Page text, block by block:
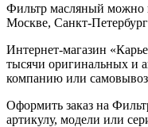
Фильтр масляный можно
Москве, Санкт-
Интернет-магазин
тысячи оригинальных и
компанию или
Оформить заказ на
артикулу, модели или